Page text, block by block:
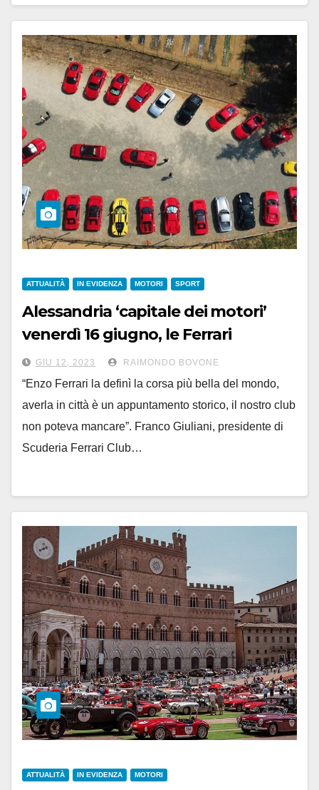
ATTUALITÀ IN EVIDENZA MOTORI SPORT
Alessandria ‘capitale dei motori’
venerdì 16 giugno, le Ferrari
attendono la tappa della “1000
Miglia”
GIU 12, 2023 RAIMONDO BOVONE
“Enzo Ferrari la definì la corsa più bella del mondo,
averla in città è un appuntamento storico, il nostro club
non poteva mancare”. Franco Giuliani, presidente di
Scuderia Ferrari Club…
ATTUALITÀ IN EVIDENZA MOTORI